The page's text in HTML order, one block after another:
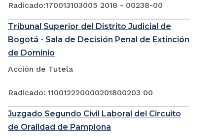
Radicado:170013103005 2018 - 00238-00
Tribunal Superior del Distrito Judicial de
Bogotá - Sala de Decisión Penal de Extinción
de Dominio
Acción de Tutela
Radicado: 110012220000201800203 00
Juzgado Segundo Civil Laboral del Circuito
de Oralidad de Pamplona